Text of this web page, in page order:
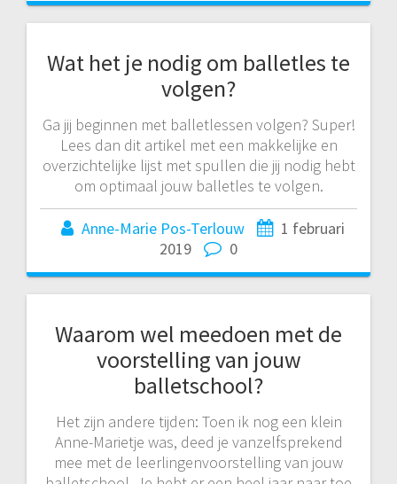
Wat het je nodig om balletles te
volgen?
Ga jij beginnen met balletlessen volgen? Super!
Lees dan dit artikel met een makkelijke en
overzichtelijke lijst met spullen die jij nodig hebt
om optimaal jouw balletles te volgen.
Anne-Marie Pos-Terlouw
1 februari
2019
0
Waarom wel meedoen met de
voorstelling van jouw
balletschool?
Het zijn andere tijden: Toen ik nog een klein
Anne-Marietje was, deed je vanzelfsprekend
mee met de leerlingenvoorstelling van jouw